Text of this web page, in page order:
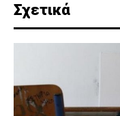
Σχετικά